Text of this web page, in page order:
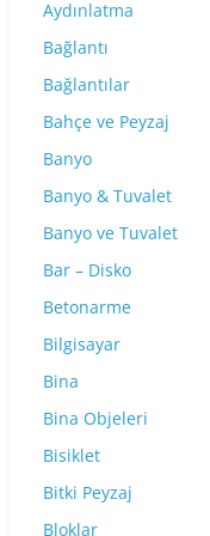
Aydınlatma
Bağlantı
Bağlantılar
Bahçe ve Peyzaj
Banyo
Banyo & Tuvalet
Banyo ve Tuvalet
Bar – Disko
Betonarme
Bilgisayar
Bina
Bina Objeleri
Bisiklet
Bitki Peyzaj
Bloklar